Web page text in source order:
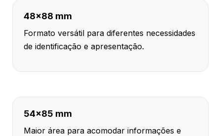
48x88 mm
Formato versátil para diferentes necessidades
de identificação e apresentação.
54x85 mm
Maior área para acomodar informações e